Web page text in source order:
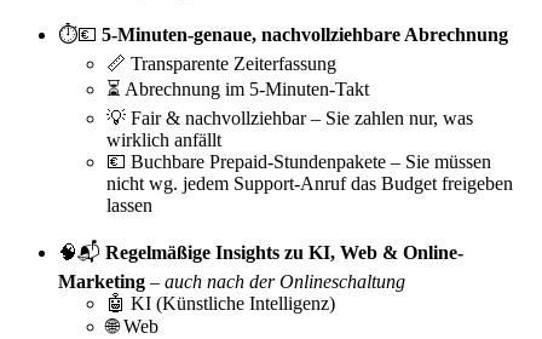
⏱️💶 5-Minuten-genaue, nachvollziehbare Abrechnung
📏 Transparente Zeiterfassung
⏳ Abrechnung im 5-Minuten-Takt
💡 Fair & nachvollziehbar – Sie zahlen nur, was
wirklich anfällt
💶 Buchbare Prepaid-Stundenpakete – Sie müssen
nicht wg. jedem Support-Anruf das Budget freigeben
lassen
🧠📬 Regelmäßige Insights zu KI, Web & Online-
Marketing – auch nach der Onlineschaltung
🤖 KI (Künstliche Intelligenz)
🌐 Web